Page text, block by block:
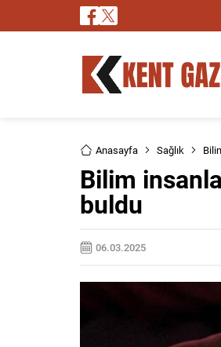
Anasayfa Sağlık
Bilim
buldu
06.03.2025